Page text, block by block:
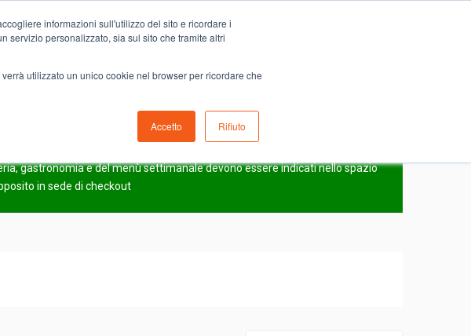
informazioni sull'utilizzo del sito e ricordare i
servizio personalizzato, sia sul sito che tramite altri
utilizzato un unico cookie nel browser per ricordare che
Accetto Rifiuto
Club A&O Volantino Serve aiuto?
gastronomia e del menù settimanale devono essere indicati nello spazio
in sede di checkout